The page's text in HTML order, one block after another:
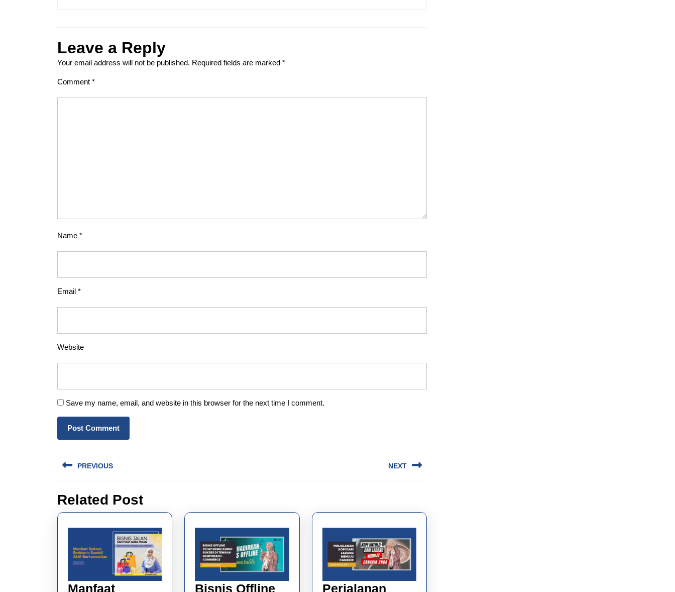
Leave a Reply
Your email address will not be published. Required fields are marked *
Comment *
Name *
Email *
Website
Save my name, email, and website in this browser for the next time I comment.
PostPREVIOUS
post:
NEXT
Related Post
Manfaat Bisnis Offline Perjalanan